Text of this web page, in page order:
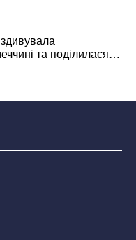
та поділилася